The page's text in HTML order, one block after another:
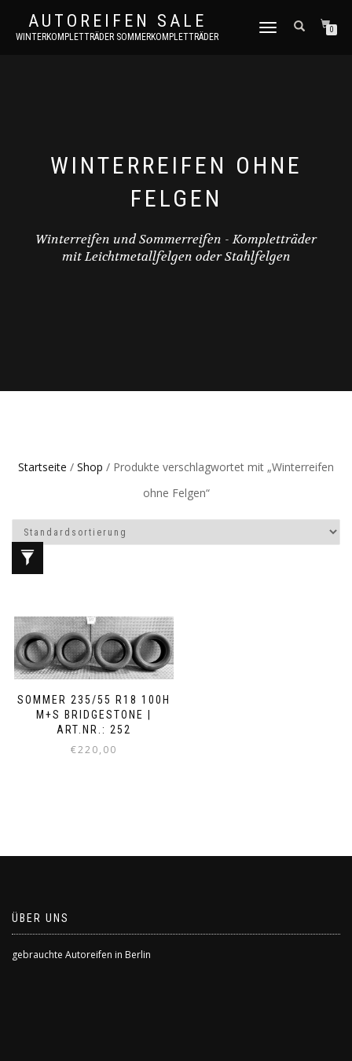
AUTOREIFEN SALE
WINTERKOMPLETTRÄDER SOMMERKOMPLETTRÄDER
TOGGLE
0
WINTERREIFEN OHNE
FELGEN
Winterreifen und Sommerreifen - Kompletträder
mit Leichtmetallfelgen oder Stahlfelgen
Startseite / Shop / Produkte verschlagwortet mit „Winterreifen
ohne Felgen“
SOMMER 235/55 R18 100H
M+S BRIDGESTONE |
ART.NR.: 252
€220,00
ÜBER UNS
gebrauchte Autoreifen in Berlin